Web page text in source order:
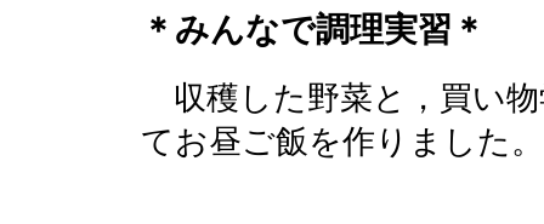
＊みんなで調理実習＊
収穫した野菜と，買い
てお昼ご飯を作りました。